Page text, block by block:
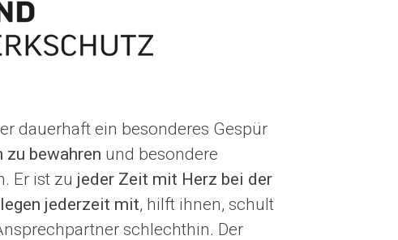
dauerhaft ein besonderes Gespür
zu bewahren und besondere
Er ist zu jeder Zeit mit Herz bei der
jederzeit mit, hilft ihnen, schult
schlechthin. Der